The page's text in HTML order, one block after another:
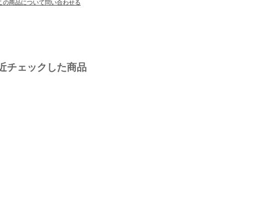
の商品について問い合わせる
チェックした商品